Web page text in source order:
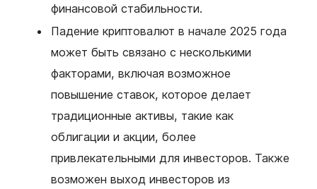
финансовой стабильности.
Падение криптовалют в начале 2025 года
может быть связано с несколькими
факторами, включая возможное
повышение ставок, которое делает
традиционные активы, такие как
облигации и акции, более
привлекательными для инвесторов. Также
возможен выход инвесторов из